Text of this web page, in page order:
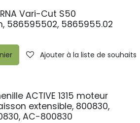
Vari-Cut S50
586595502, 5865955.02
Ajouter à la liste de souhaits
ACTIVE 1315 moteur
extensible, 800830,
AC-800830